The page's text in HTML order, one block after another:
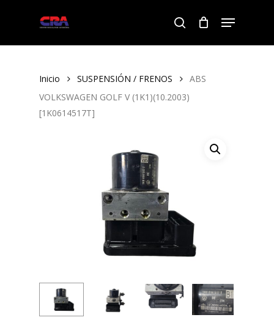
search
Menu
Inicio SUSPENSIÓN / FRENOS
ABS
VOLKSWAGEN GOLF V (1K1)(10.2003)
[1K0614517T]